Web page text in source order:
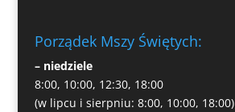
Porządek Mszy Świętych:
– niedziele
8:00, 10:00, 12:30, 18:00
(w lipcu i sierpniu: 8:00, 10:00, 18:00)